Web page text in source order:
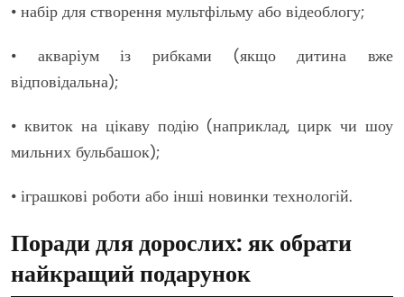
• набір для створення мультфільму або відеоблогу;
• акваріум із рибками (якщо дитина вже
відповідальна);
• квиток на цікаву подію (наприклад, цирк чи шоу
мильних бульбашок);
• іграшкові роботи або інші новинки технологій.
Поради для дорослих: як обрати
найкращий подарунок